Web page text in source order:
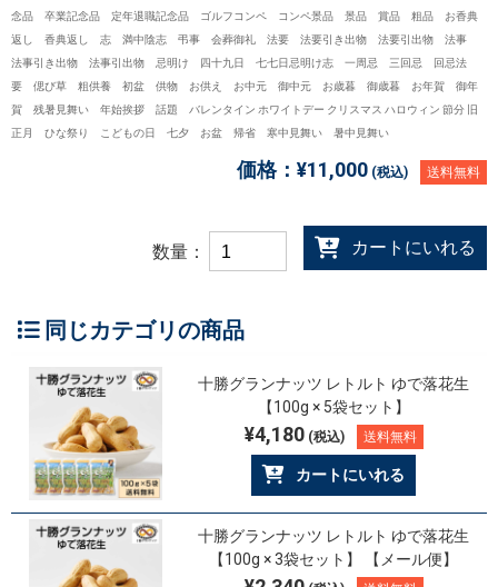
念品 卒業記念品 定年退職記念品 ゴルフコンペ コンペ景品 景品 賞品 粗品 お香典
返し 香典返し 志 満中陰志 弔事 会葬御礼 法要 法要引き出物 法要引出物 法事
法事引き出物 法事引出物 忌明け 四十九日 七七日忌明け志 一周忌 三回忌 回忌法
要 偲び草 粗供養 初盆 供物 お供え お中元 御中元 お歳暮 御歳暮 お年賀 御年
賀 残暑見舞い 年始挨拶 話題 バレンタイン ホワイトデー クリスマス ハロウィン 節分 旧
正月 ひな祭り こどもの日 七夕 お盆 帰省 寒中見舞い 暑中見舞い
価格： ¥11,000 (税込) 送料無料
数量： カートにいれる
同じカテゴリの商品
十勝グランナッツ レトルト ゆで落花生
【100g × 5袋セット】
¥4,180(税込) 送料無料
カートにいれる
十勝グランナッツ レトルト ゆで落花生
【100g × 3袋セット】 【メール便】